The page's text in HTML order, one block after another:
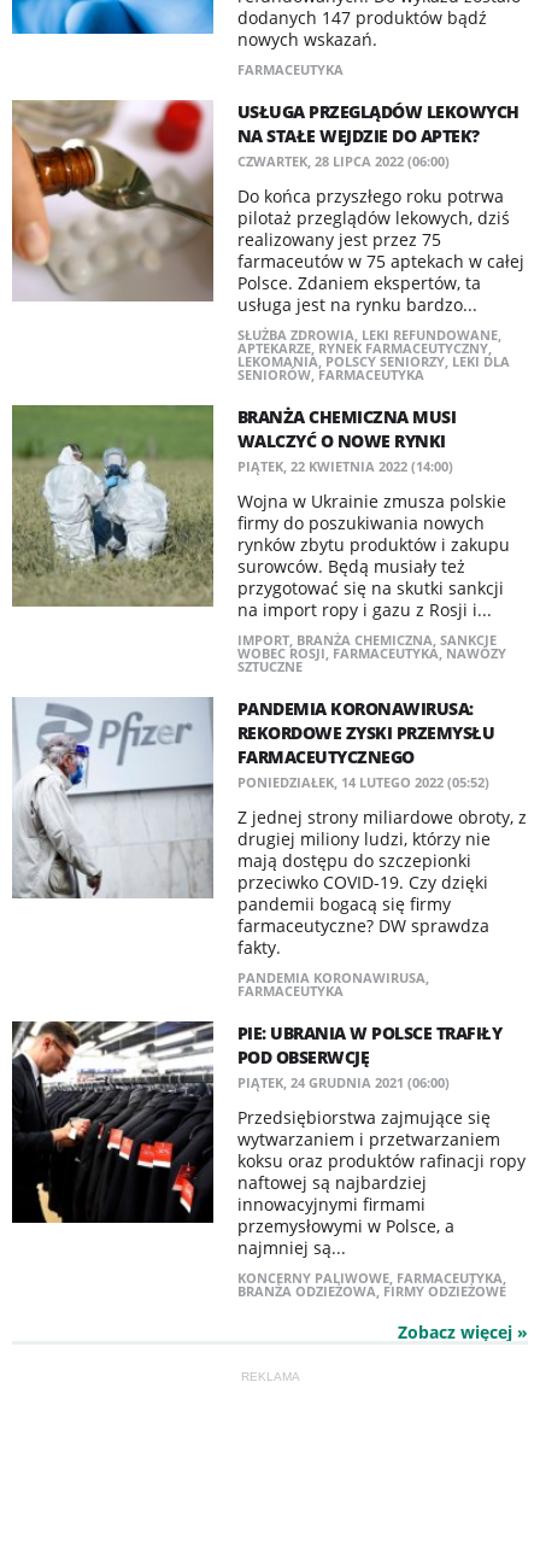
dodanych 147 produktów bądź
nowych wskazań.
FARMACEUTYKA
USŁUGA PRZEGLĄDÓW LEKOWYCH
NA STAŁE WEJDZIE DO APTEK?
CZWARTEK, 28 LIPCA 2022 (06:00)
Do końca przyszłego roku potrwa
pilotaż przeglądów lekowych, dziś
realizowany jest przez 75
farmaceutów w 75 aptekach w całej
Polsce. Zdaniem ekspertów, ta
usługa jest na rynku bardzo...
SŁUŻBA ZDROWIA, LEKI REFUNDOWANE,
APTEKARZE, RYNEK FARMACEUTYCZNY,
LEKOMANIA, POLSCY SENIORZY, LEKI DLA
SENIORÓW, FARMACEUTYKA
BRANŻA CHEMICZNA MUSI
WALCZYĆ O NOWE RYNKI
PIĄTEK, 22 KWIETNIA 2022 (14:00)
Wojna w Ukrainie zmusza polskie
firmy do poszukiwania nowych
rynków zbytu produktów i zakupu
surowców. Będą musiały też
przygotować się na skutki sankcji
na import ropy i gazu z Rosji i...
IMPORT, BRANŻA CHEMICZNA, SANKCJE
WOBEC ROSJI, FARMACEUTYKA, NAWOZY
SZTUCZNE
PANDEMIA KORONAWIRUSA:
REKORDOWE ZYSKI PRZEMYSŁU
FARMACEUTYCZNEGO
PONIEDZIAŁEK, 14 LUTEGO 2022 (05:52)
Z jednej strony miliardowe obroty, z
drugiej miliony ludzi, którzy nie
mają dostępu do szczepionki
przeciwko COVID-19. Czy dzięki
pandemii bogacą się firmy
farmaceutyczne? DW sprawdza
fakty.
PANDEMIA KORONAWIRUSA,
FARMACEUTYKA
PIE: UBRANIA W POLSCE TRAFIŁY
POD OBSERWCJĘ
PIĄTEK, 24 GRUDNIA 2021 (06:00)
Przedsiębiorstwa zajmujące się
wytwarzaniem i przetwarzaniem
koksu oraz produktów rafinacji ropy
naftowej są najbardziej
innowacyjnymi firmami
przemysłowymi w Polsce, a
najmniej są...
KONCERNY PALIWOWE, FARMACEUTYKA,
BRANŻA ODZIEŻOWA, FIRMY ODZIEŻOWE
Zobacz więcej »
REKLAMA